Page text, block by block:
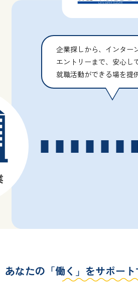
企業探しから、インターン
エントリーまで、安心し
就職活動ができる場を提
あなたの「働く」 をサポー